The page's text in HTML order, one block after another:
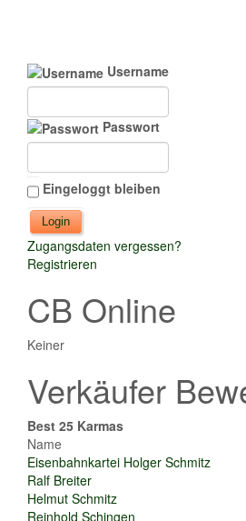
Username
Passwort
Eingeloggt bleiben
Zugangsdaten vergessen?
Registrieren
CB Online
Keiner
Verkäufer
Best 25 Karmas
Name
Eisenbahnkartei Holger Schmitz
Ralf Breiter
Helmut Schmitz
Reinhold Schingen